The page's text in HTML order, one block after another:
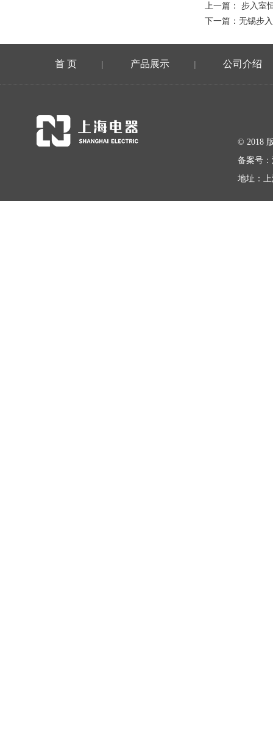
上一篇： 步入室
下一篇： 无锡步
首 页 | 产品展示 | 公司介绍
© 2018
备案号：
地址：